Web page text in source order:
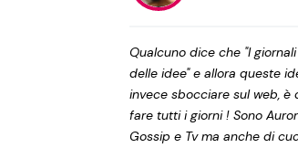
Privacy Policy
Qualcuno dice che "I
delle idee" e allora queste
invece sbocciare sul web, è
fare tutti i giorni ! Sono
Gossip e Tv ma anche di